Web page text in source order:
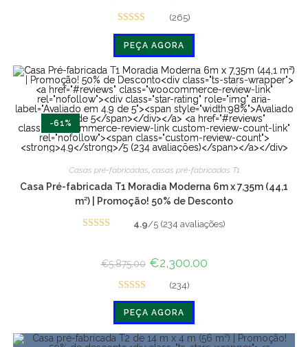
preço
original
€12,000.00.
Avaliado em
4.8 de 5
(265)
PEÇA AGORA
-61%
Casas pré-fabricadas, casas pré-fabricadas T1
Casa Pré-fabricada T1 Moradia Moderna 6m x 7,35m (44,1
m²) | Promoção! 50% de Desconto
4.9/5 (234 avaliações)
€5,875.00 O
preço
original
€5,875.00.
€2,300.00O
Avaliado em
4.9 de 5
(234)
PEÇA AGORA